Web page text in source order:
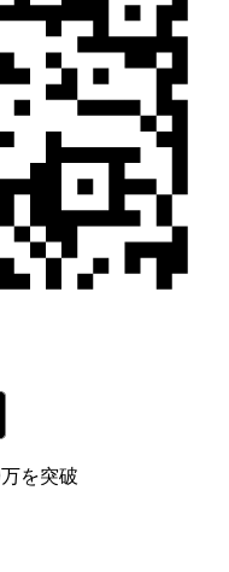
を突破